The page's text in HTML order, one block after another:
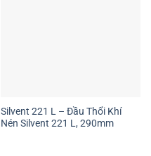
Silvent 221 L – Đầu Thổi Khí
Nén Silvent 221 L, 290mm